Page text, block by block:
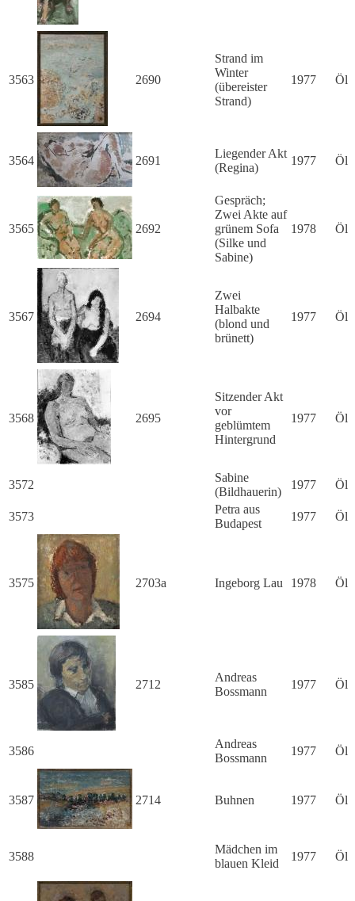
3563 2690
Strand im
Winter
(übereister
Strand)
1977 Öl
3564 2691
Liegender Akt
(Regina)
1977 Öl
3565 2692
Gespräch;
Zwei Akte auf
grünem Sofa
(Silke und
Sabine)
1978 Öl
3567 2694
Zwei
Halbakte
(blond und
brünett)
1977 Öl
3568 2695
Sitzender Akt
vor
geblümtem
Hintergrund
1977 Öl
3572
Sabine
(Bildhauerin)
1977 Öl
3573
Petra aus
Budapest
1977 Öl
3575 2703a Ingeborg Lau 1978 Öl
3585 2712
Andreas
Bossmann
1977 Öl
3586
Andreas
Bossmann
1977 Öl
3587 2714 Buhnen 1977 Öl
3588
Mädchen im
blauen Kleid
1977 Öl